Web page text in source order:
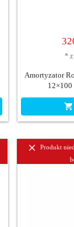
*
Amortyzator
12×100
Produkt